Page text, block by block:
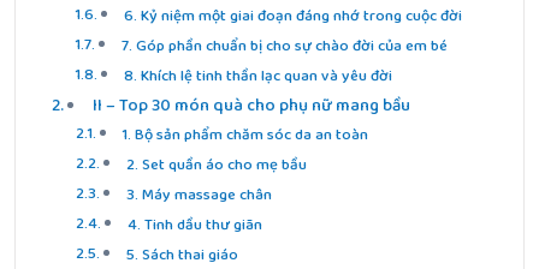
6. Kỷ niệm một giai đoạn đáng nhớ trong cuộc đời
7. Góp phần chuẩn bị cho sự chào đời của em bé
8. Khích lệ tinh thần lạc quan và yêu đời
II – Top 30 món quà cho phụ nữ mang bầu
1. Bộ sản phẩm chăm sóc da an toàn
2. Set quần áo cho mẹ bầu
3. Máy massage chân
4. Tinh dầu thư giãn
5. Sách thai giáo